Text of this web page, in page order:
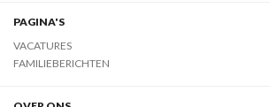
PAGINA'S
VACATURES
FAMILIEBERICHTEN